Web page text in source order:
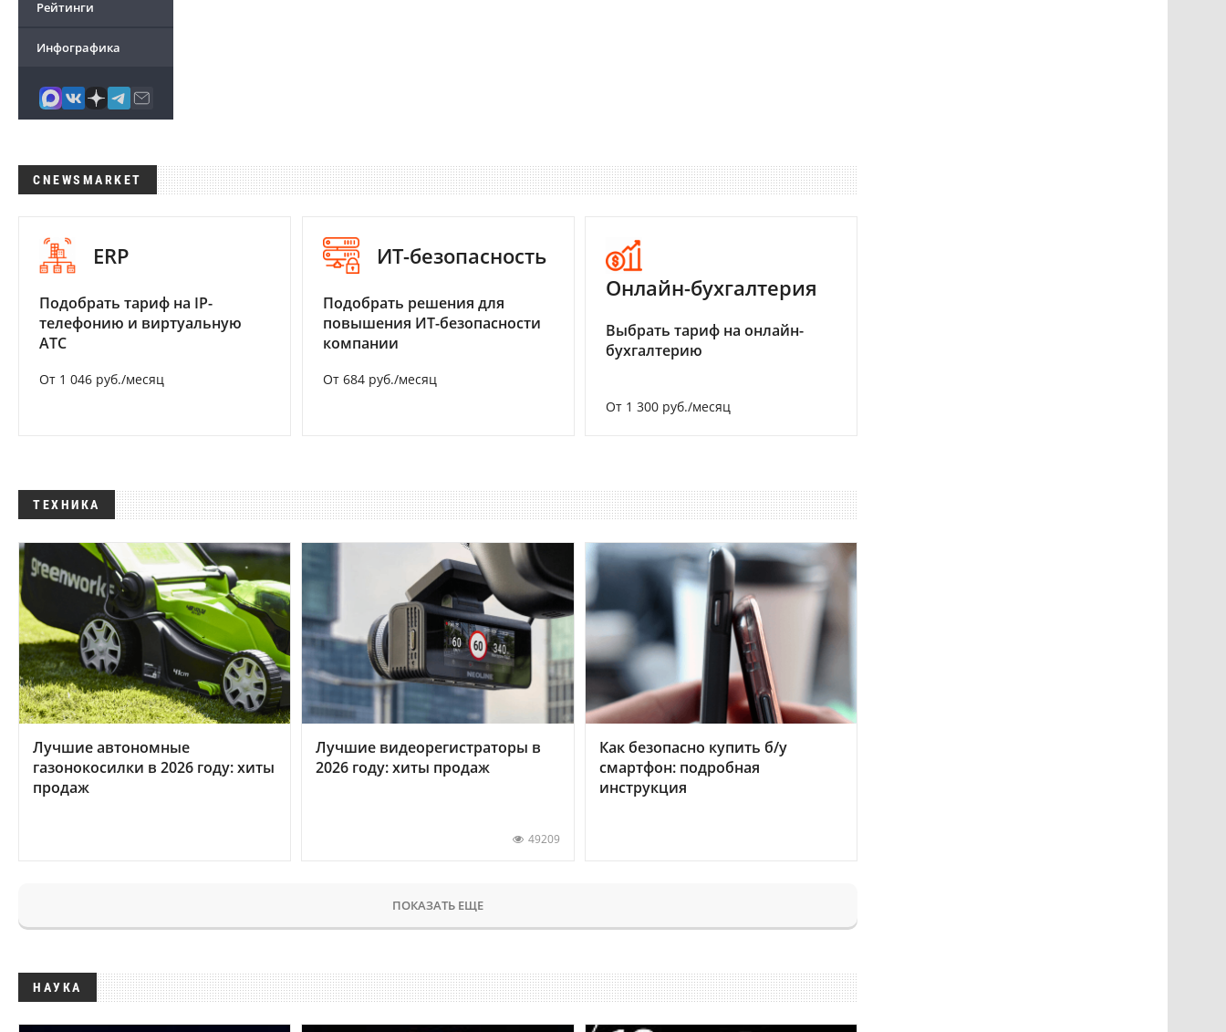
Рейтинги
Инфографика
CNEWSMARKET
ERP
Подобрать тариф на IP-
телефонию и виртуальную
АТС
От 1 046 руб./месяц
ИТ-безопасность
Подобрать решения для
повышения ИТ-безопасности
компании
От 684 руб./месяц
Онлайн-бухгалтерия
Выбрать тариф на онлайн-
бухгалтерию
От 1 300 руб./месяц
ТЕХНИКА
Лучшие автономные
газонокосилки в 2026 году: хиты
продаж
Лучшие видеорегистраторы в
2026 году: хиты продаж
49209
Как безопасно купить б/у
смартфон: подробная
инструкция
ПОКАЗАТЬ ЕЩЕ
НАУКА